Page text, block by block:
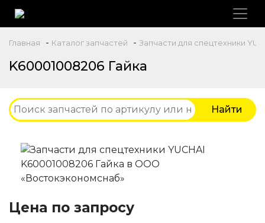
Главная - Каталог запчастей - Запчасти для спецтехники
K60001008206 Гайка
Цена по запросу